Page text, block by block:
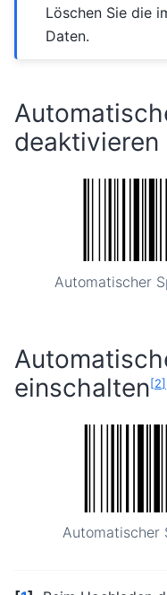
Löschen Sie die
Daten.
deaktivieren
Automatischer
einschalten[2]
Automatischer